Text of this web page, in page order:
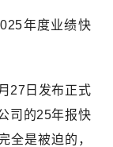
年度业绩快
27日发布正式
司的25年报快
全是被迫的，